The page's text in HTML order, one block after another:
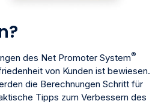
des Net Promoter System®
von Kunden ist bewiesen.
die Berechnungen Schritt für
Tipps zum Verbessern des